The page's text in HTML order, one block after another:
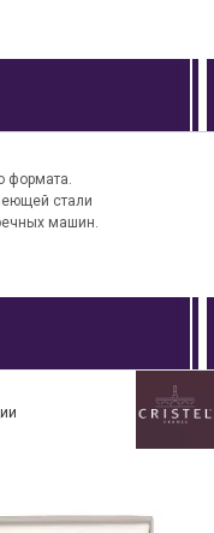
формата.
стали
машин.